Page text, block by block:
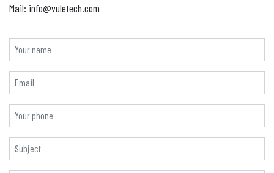
Mail: info@vuletech.com